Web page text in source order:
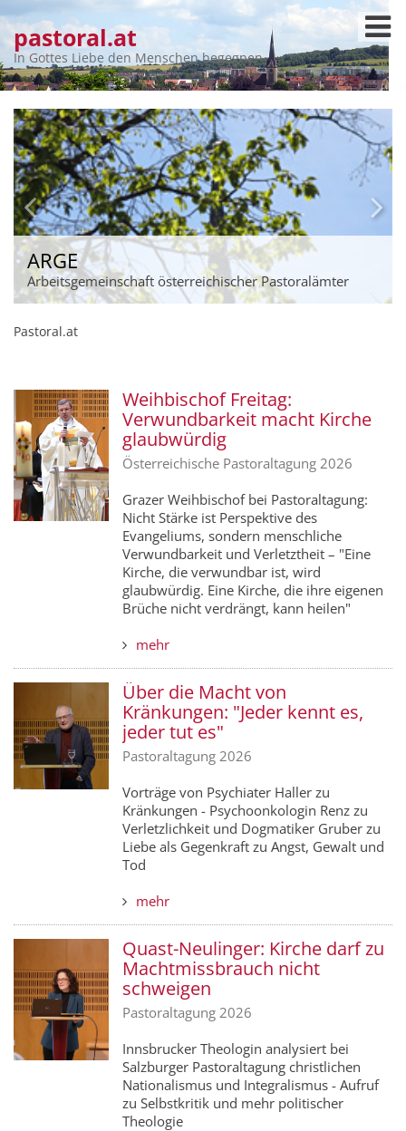
pastoral.at
In Gottes Liebe den Menschen begegnen
ARGE
Arbeitsgemeinschaft österreichischer Pastoralämter
Pastoral.at
Weihbischof Freitag:
Verwundbarkeit macht Kirche
glaubwürdig
Österreichische Pastoraltagung 2026
Grazer Weihbischof bei Pastoraltagung:
Nicht Stärke ist Perspektive des
Evangeliums, sondern menschliche
Verwundbarkeit und Verletztheit – "Eine
Kirche, die verwundbar ist, wird
glaubwürdig. Eine Kirche, die ihre eigenen
Brüche nicht verdrängt, kann heilen"
mehr
Über die Macht von
Kränkungen: "Jeder kennt es,
jeder tut es"
Pastoraltagung 2026
Vorträge von Psychiater Haller zu
Kränkungen - Psychoonkologin Renz zu
Verletzlichkeit und Dogmatiker Gruber zu
Liebe als Gegenkraft zu Angst, Gewalt und
Tod
mehr
Quast-Neulinger: Kirche darf zu
Machtmissbrauch nicht
schweigen
Pastoraltagung 2026
Innsbrucker Theologin analysiert bei
Salzburger Pastoraltagung christlichen
Nationalismus und Integralismus - Aufruf
zu Selbstkritik und mehr politischer
Theologie